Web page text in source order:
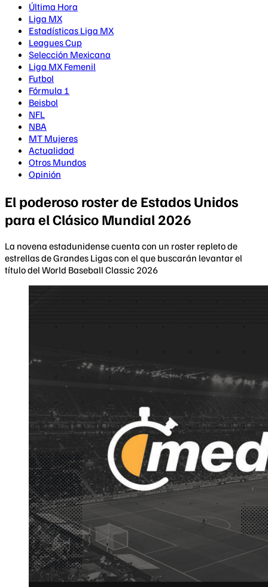
Última Hora
Liga MX
Estadísticas Liga MX
Leagues Cup
Selección Mexicana
Liga MX Femenil
Futbol
Fórmula 1
Beisbol
NFL
NBA
MT Mujeres
Actualidad
Otros Mundos
Opinión
El poderoso roster de Estados Unidos
para el Clásico Mundial 2026
La novena estadunidense cuenta con un roster repleto de
estrellas de Grandes Ligas con el que buscarán levantar el
título del World Baseball Classic 2026